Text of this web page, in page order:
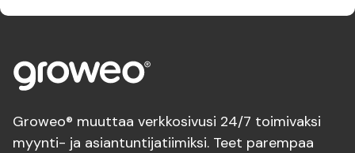
Groweo® muuttaa verkkosivusi 24/7 toimivaksi
myynti- ja asiantuntijatiimiksi. Teet parempaa